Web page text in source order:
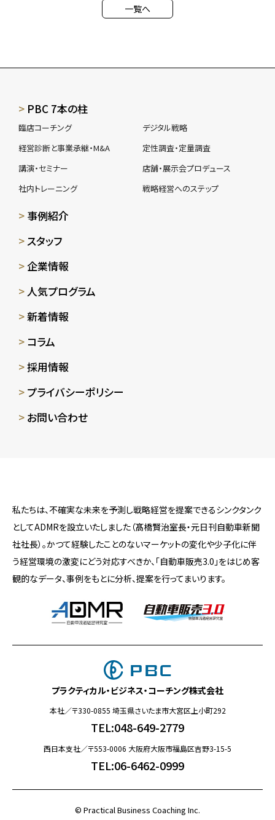
一覧へ
PBC 7本の柱
臨店コーチング
経営診断と事業承継・M&A
講演・セミナー
社内トレーニング
デジタル戦略
定性調査・定量調査
店舗・展示会プロデュース
戦略経営へのステップ
事例紹介
スタッフ
企業情報
人気プログラム
新着情報
コラム
採用情報
プライバシーポリシー
お問い合わせ
私たちは、不確実な未来を予測し戦略経営を提案できるシンクタンク
としてADMRを設立いたしました（髙橋賢治室長・元日刊自動車新聞
社社長）。かつて経験したことのないマーケットの変化や少子化に伴
う経営環境の激変にどう対応すべきか、「自動車販売3.0」をはじめ客
観的なデータ、事例をもとに分析、提案を行ってまいります。
プラクティカル・ビジネス・コーチング株式会社
本社／〒330-0855 埼玉県さいたま市大宮区上小町292
TEL:048-649-2779
西日本支社／〒553-0006 大阪府大阪市福島区吉野3-15-5
TEL:06-6462-0999
©️ Practical Business Coaching Inc.